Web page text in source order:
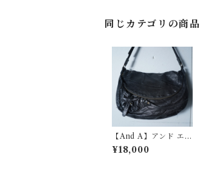
同じカテゴリの商品
【And A】アンド エー
"Y2K dark wear" フ
ラップレザーショルダ
¥18,000